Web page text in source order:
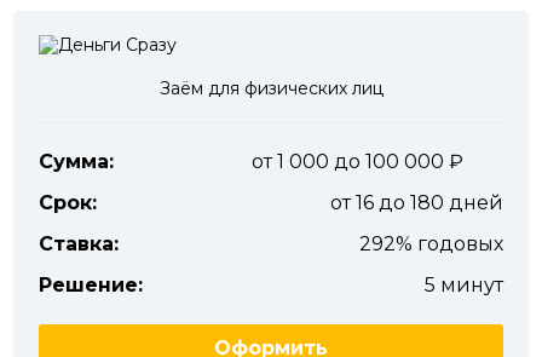
Заём для физических лиц
Сумма:
от 1 000 до 100 000
Срок:
от 16 до 180 дней
Ставка:
292% годовых
Решение:
5 минут
Оформить